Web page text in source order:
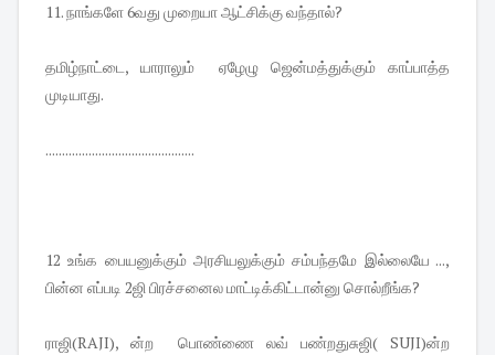
11. நாங்களே 6வது முறையா ஆட்சிக்கு வந்தால்?
தமிழ்நாட்டை, யாராலும் ஏழேழு ஜென்மத்துக்கும் காப்பாத்த
முடியாது.
.............................................
12 உங்க பையனுக்கும் அரசியலுக்கும் சம்பந்தமே இல்லையே ...,
பின்ன எப்படி 2ஜி பிரச்சனைல மாட்டிக்கிட்டான்னு சொல்றீங்க?
ராஜி(RAJI), ன்ற பொண்ணை லவ் பண்றதுசுஜி( SUJI)ன்ற